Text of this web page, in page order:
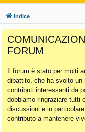
eg
a
m
en
ti
Ra
pi
di
u
m
Indice
FORUM
Il forum è stato per molti
dibattito, che ha svolto un
contributi interessanti da
dobbiamo ringraziare tutti
discussioni e in
contributo a mantenere